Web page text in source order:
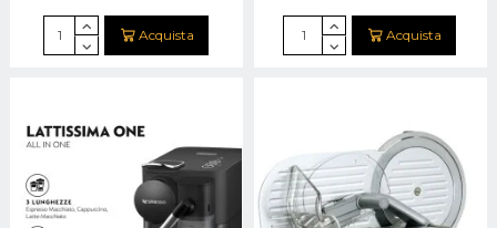
Acquista Acquista